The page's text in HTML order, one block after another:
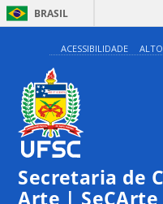
BRASIL
ACESSIBILIDADE
Secretaria de
Arte | SeCArte